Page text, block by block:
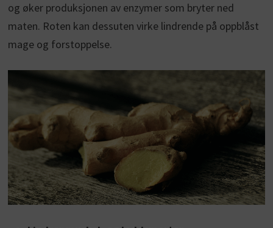
og øker produksjonen av enzymer som bryter ned
maten. Roten kan dessuten virke lindrende på oppblåst
mage og forstoppelse.